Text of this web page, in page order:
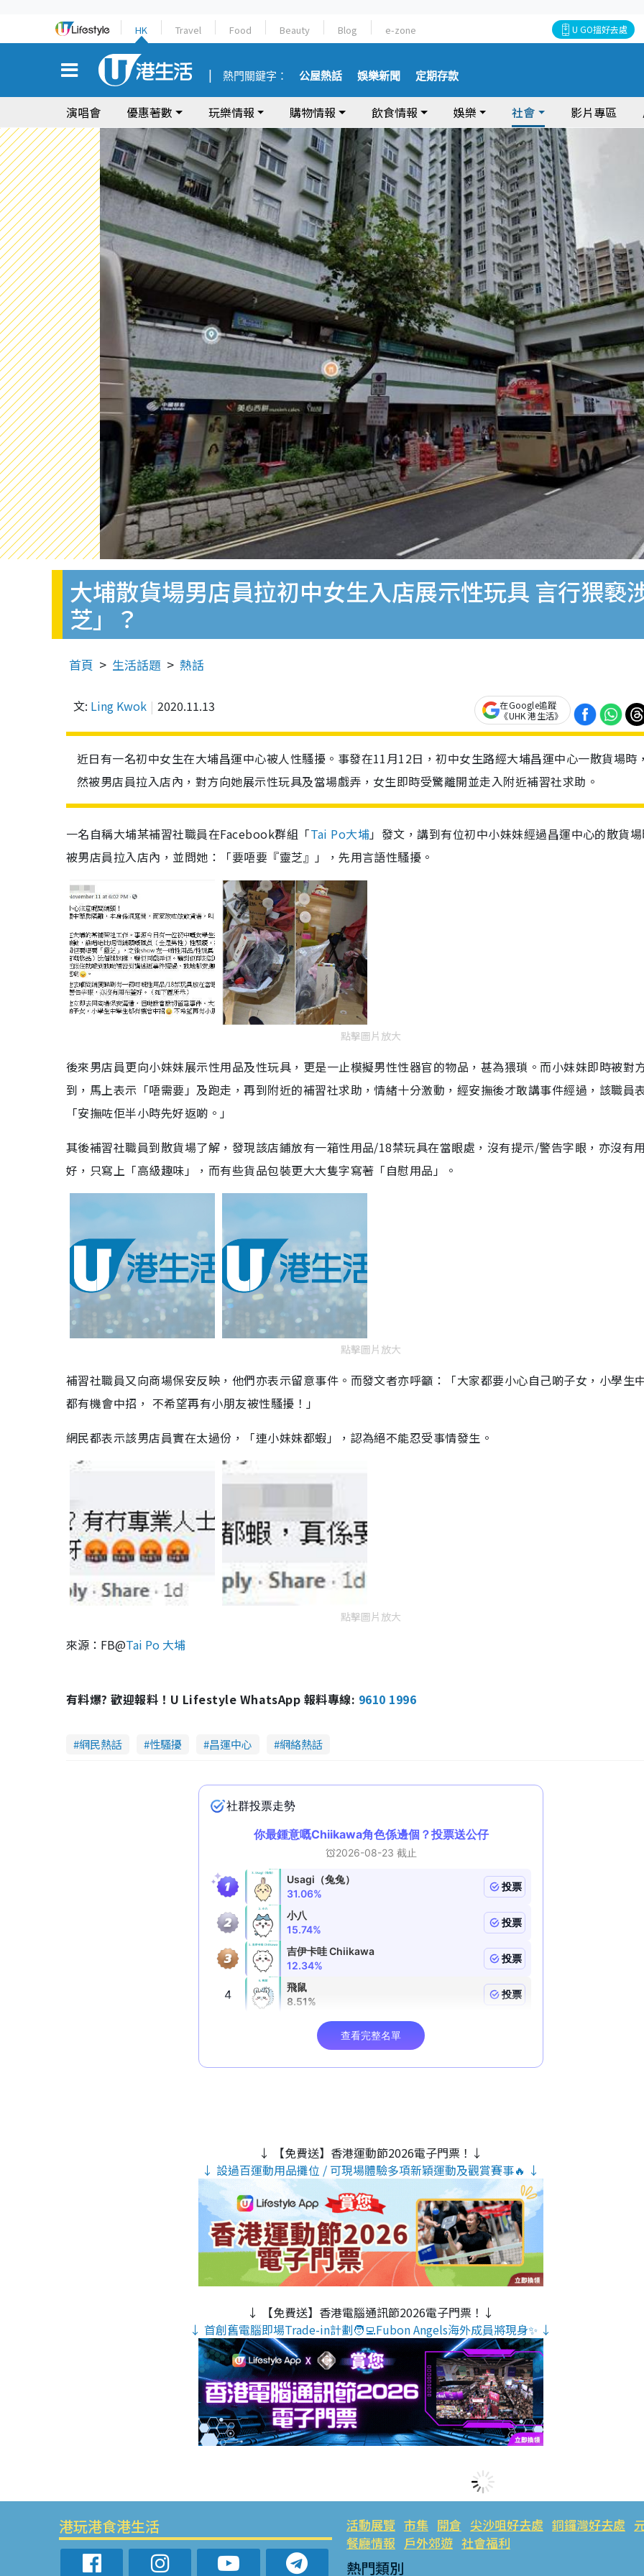
HK Travel Food Beauty Blog e-zone U GO搵好去處
熱門關鍵字： 公屋熱話 娛樂新聞 定期存款
演唱會 優惠著數 玩樂情報 購物情報 飲食情報 娛樂 社會 影片專區
大埔散貨場男店員拉初中女生入店展示性玩具 言行猥褻
芝」？
首頁 生活話題 熱話
文: Ling Kwok 2020.11.13
在Google追蹤
《UHK 港生活》
近日有一名初中女生在大埔昌運中心被人性騷擾。事發在11月12日，初中女生路經大埔昌運中心一散貨場時
然被男店員拉入店內，對方向她展示性玩具及當場戲弄，女生即時受驚離開並走入附近補習社求助。
一名自稱大埔某補習社職員在Facebook群組「Tai Po大埔」發文，講到有位初中小妹妹經過昌運中心的散貨
被男店員拉入店內，並問她：「要唔要『靈芝』」，先用言語性騷擾。
點擊圖片放大
後來男店員更向小妹妹展示性用品及性玩具，更是一止模擬男性性器官的物品，甚為猥瑣。而小妹妹即時被對
到，馬上表示「唔需要」及跑走，再到附近的補習社求助，情緒十分激動，經安撫後才敢講事件經過，該職員
「安撫咗佢半小時先好返啲。」
其後補習社職員到散貨場了解，發現該店鋪放有一箱性用品/18禁玩具在當眼處，沒有提示/警告字眼，亦沒有
好，只寫上「高級趣味」，而有些貨品包裝更大大隻字寫著「自慰用品」。
點擊圖片放大
補習社職員又向商場保安反映，他們亦表示留意事件。而發文者亦呼籲：「大家都要小心自己啲子女，小學生
都有機會中招， 不希望再有小朋友被性騷擾！」
網民都表示該男店員實在太過份，「連小妹妹都蝦」，認為絕不能忍受事情發生。
點擊圖片放大
來源：FB@Tai Po 大埔
有料爆? 歡迎報料！U Lifestyle WhatsApp 報料專線: 9610 1996
網民熱話 性騷擾 昌運中心 網絡熱話
↓ 【免費送】香港運動節2026電子門票！↓
↓ 設過百運動用品攤位 / 可現場體驗多項新穎運動及觀賞賽事🔥 ↓
↓ 【免費送】香港電腦通訊節2026電子門票！↓
↓ 首創舊電腦即場Trade-in計劃🧑‍💻Fubon Angels海外成員將現身✨ ↓
港玩港食港生活 活動展覽 市集 開倉 尖沙咀好去處 銅鑼灣好去處
餐廳情報 戶外郊遊 社會福利
熱門類別